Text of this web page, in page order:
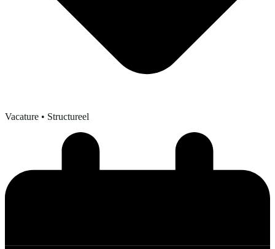
Vacature • Structureel